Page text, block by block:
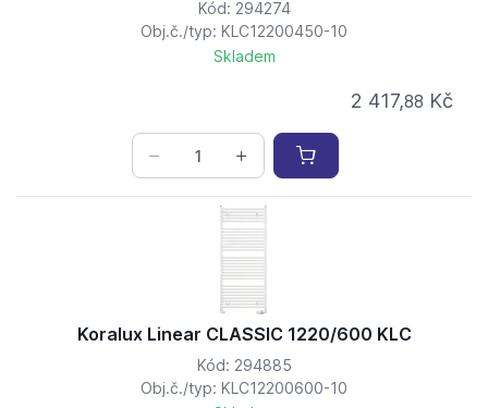
Kód: 294274
Obj.č./typ: KLC12200450-10
Skladem
2 417,88 Kč
Koralux Linear CLASSIC 1220/600 KLC
Kód: 294885
Obj.č./typ: KLC12200600-10